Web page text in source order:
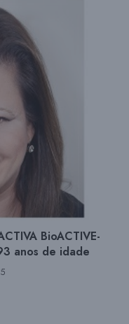
BioACTIVE-
anos de idade